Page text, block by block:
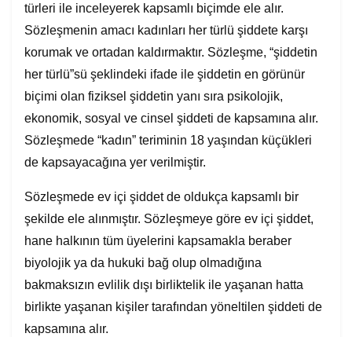
türleri ile inceleyerek kapsamlı biçimde ele alır.
Sözleşmenin amacı kadınları her türlü şiddete karşı
korumak ve ortadan kaldırmaktır. Sözleşme, “şiddetin
her türlü”sü şeklindeki ifade ile şiddetin en görünür
biçimi olan fiziksel şiddetin yanı sıra psikolojik,
ekonomik, sosyal ve cinsel şiddeti de kapsamına alır.
Sözleşmede “kadın” teriminin 18 yaşından küçükleri
de kapsayacağına yer verilmiştir.
Sözleşmede ev içi şiddet de oldukça kapsamlı bir
şekilde ele alınmıştır. Sözleşmeye göre ev içi şiddet,
hane halkının tüm üyelerini kapsamakla beraber
biyolojik ya da hukuki bağ olup olmadığına
bakmaksızın evlilik dışı birliktelik ile yaşanan hatta
birlikte yaşanan kişiler tarafından yöneltilen şiddeti de
kapsamına alır.